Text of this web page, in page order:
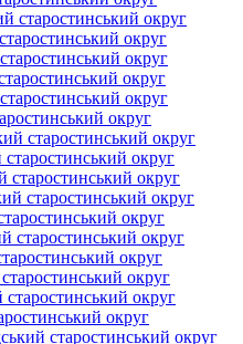
старостинський округ
округ
округ
округ
округ
округ
старостинський округ
старостинський округ
округ
старостинський округ
округ
старостинський округ
округ
округ
старостинський округ
округ
старостинський округ